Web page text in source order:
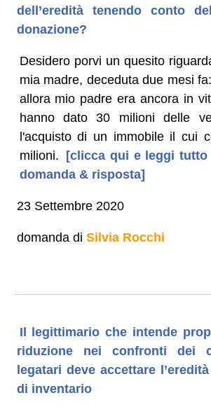
dell’eredità tenendo conto
donazione?
Desidero porvi un quesito
mia madre, deceduta due mesi
allora mio padre era ancora in
hanno dato 30 milioni delle
l'acquisto di un immobile il cui
milioni. [clicca qui e leggi
domanda & risposta]
23 Settembre 2020
domanda di Silvia Rocchi
Il legittimario che intende
riduzione nei confronti dei
legatari deve accettare
di inventario